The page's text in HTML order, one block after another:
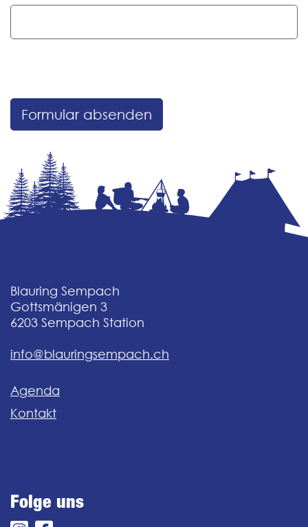
Formular absenden
Blauring Sempach
Gottsmänigen 3
6203 Sempach Station
info@blauringsempach.ch
Agenda
Kontakt
Folge uns